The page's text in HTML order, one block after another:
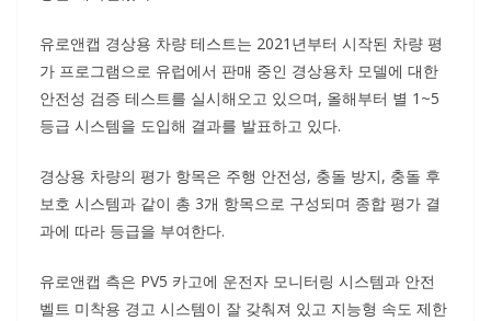
유로앤캡 경상용 차량 테스트는 2021년부터 시작된 차량 평
가 프로그램으로 유럽에서 판매 중인 경상용차 모델에 대한
안전성 검증 테스트를 실시해오고 있으며, 올해부터 별 1~5
등급 시스템을 도입해 결과를 발표하고 있다.
경상용 차량의 평가 항목은 주행 안전성, 충돌 방지, 충돌 후
보호 시스템과 같이 총 3개 항목으로 구성되며 종합 평가 결
과에 따라 등급을 부여한다.
유로앤캡 측은 PV5 카고에 운전자 모니터링 시스템과 안전
벨트 미착용 경고 시스템이 잘 갖춰져 있고 지능형 속도 제한